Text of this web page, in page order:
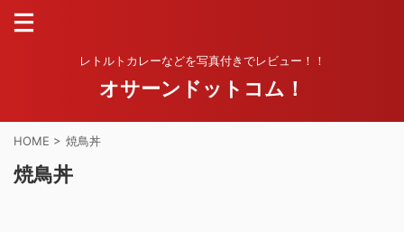
レトルトカレーなどを写真付きでレビュー！！
オサーンドットコム！
HOME > 焼鳥丼
焼鳥丼